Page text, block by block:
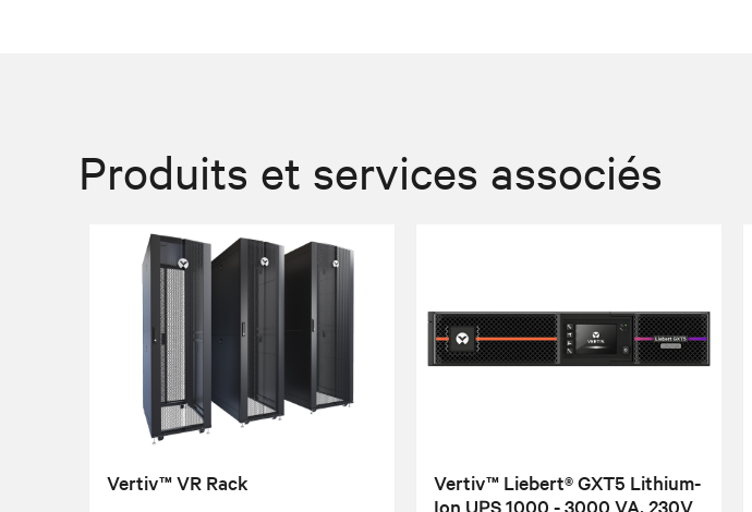
Produits et services associés
Vertiv™ VR Rack
Vertiv™ Liebert® GXT5 Lithium-
Ion UPS 1000 - 3000 VA, 230V